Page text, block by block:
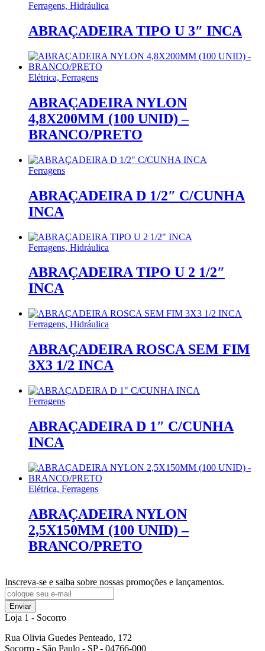
Ferragens, Hidráulica
ABRAÇADEIRA TIPO U 3″ INCA
Elétrica, Ferragens
ABRAÇADEIRA NYLON
4,8X200MM (100 UNID) –
BRANCO/PRETO
Ferragens
ABRAÇADEIRA D 1/2″ C/CUNHA
INCA
Ferragens, Hidráulica
ABRAÇADEIRA TIPO U 2 1/2″
INCA
Ferragens, Hidráulica
ABRAÇADEIRA ROSCA SEM FIM
3X3 1/2 INCA
Ferragens
ABRAÇADEIRA D 1″ C/CUNHA
INCA
Elétrica, Ferragens
ABRAÇADEIRA NYLON
2,5X150MM (100 UNID) –
BRANCO/PRETO
Inscreva-se e saiba sobre nossas promoções e lançamentos.
Enviar
Loja 1 - Socorro
Rua Olivia Guedes Penteado, 172
Socorro - São Paulo - SP - 04766-000